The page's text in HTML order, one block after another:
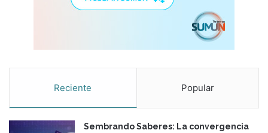
Reciente Popular
Sembrando Saberes: La convergencia